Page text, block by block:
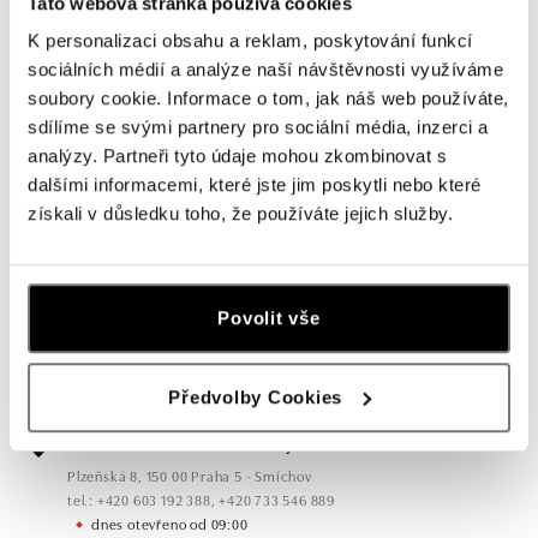
K personalizaci obsahu a reklam, poskytování funkcí
sociálních médií a analýze naší návštěvnosti využíváme
soubory cookie. Informace o tom, jak náš web používáte,
sdílíme se svými partnery pro sociální média, inzerci a
analýzy. Partneři tyto údaje mohou zkombinovat s
dalšími informacemi, které jste jim poskytli nebo které
získali v důsledku toho, že používáte jejich služby.
Povolit vše
Předvolby Cookies
Všechny Česko Slovensko
ALO diamonds OC Forum Nová Karolina,
Jantarová 3344/4, 702 00 Ostrava-Moravská Ostrava
tel.: +420 603 166 013, +420 603 565 187
Plzeňská 8, 150 00 Praha 5 - Smíchov
tel.: +420 603 192 388, +420 733 546 889
dnes otevřeno od 09:00